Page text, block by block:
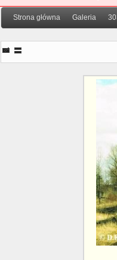
Strona główna Galeria